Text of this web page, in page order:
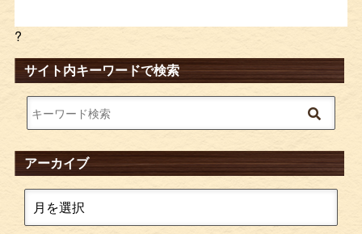
?
サイト内キーワードで検索
アーカイブ